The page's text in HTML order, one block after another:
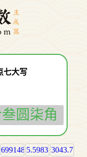
七大写
圆柒角
699148.85.5983 3043.7